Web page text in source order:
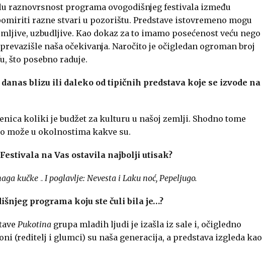
raznovrsnost programa ovogodišnjeg festivala između
razne stvari u pozorištu. Predstave istovremeno mogu
uzbudljive. Kao dokaz za to imamo posećenost veću nego
naša očekivanja. Naročito je očigledan ogroman broj
što posebno raduje.
blizu ili daleko od tipičnih predstava koje se izvode na
koliki je budžet za kulturu u našoj zemlji. Shodno tome
može u okolnostima kakve su.
na Vas ostavila najbolji utisak?
kučke ₋ I poglavlje: Nevesta i Laku noć, Pepeljugo.
programa koju ste čuli bila je…?
Pukotina grupa mladih ljudi je izašla iz sale i, očigledno
(reditelj i glumci) su naša generacija, a predstava izgleda kao